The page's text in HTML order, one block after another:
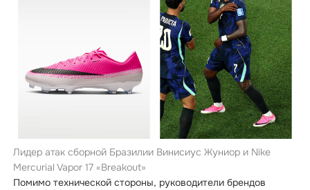
Лидер атак сборной Бразилии Винисиус Жуниор и Nike
Mercurial Vapor 17 «Breakout»
Помимо технической стороны, руководители брендов